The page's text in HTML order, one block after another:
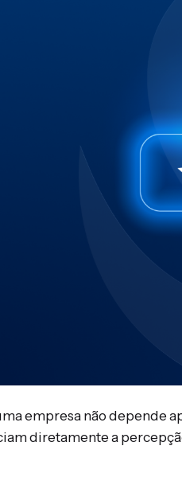
empresa não depende
diretamente a